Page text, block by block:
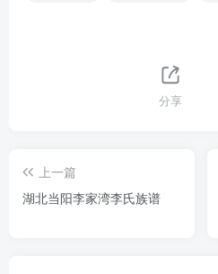
分享
上一篇
湖北当阳李家湾李氏族谱